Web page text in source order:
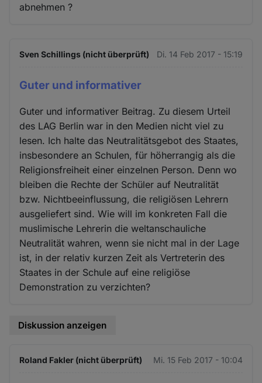
abnehmen ?
Sven Schillings (nicht überprüft) Di. 14 Feb 2017 - 15:19
Guter und informativer
Guter und informativer Beitrag. Zu diesem Urteil
des LAG Berlin war in den Medien nicht viel zu
lesen. Ich halte das Neutralitätsgebot des Staates,
insbesondere an Schulen, für höherrangig als die
Religionsfreiheit einer einzelnen Person. Denn wo
bleiben die Rechte der Schüler auf Neutralität
bzw. Nichtbeeinflussung, die religiösen Lehrern
ausgeliefert sind. Wie will im konkreten Fall die
muslimische Lehrerin die weltanschauliche
Neutralität wahren, wenn sie nicht mal in der Lage
ist, in der relativ kurzen Zeit als Vertreterin des
Staates in der Schule auf eine religiöse
Demonstration zu verzichten?
Diskussion anzeigen
Roland Fakler (nicht überprüft) Mi. 15 Feb 2017 - 10:04